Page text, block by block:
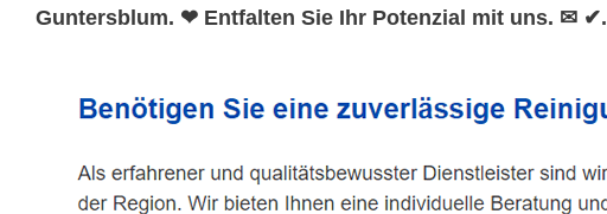
Guntersblum. ❤ Entfalten Sie Ihr Potenzial mit uns. ✉ ✔.